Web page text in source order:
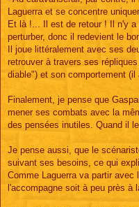
Laguerra et se concentre
Et là !... Il est de retour ! Il n'y
perturber, donc il redevient le
Il joue littéralement avec ses
retrouver à travers ses
diable") et son comportement
Finalement, je pense que
mener ses combats avec la
des pensées inutiles. Quand il
Je pense aussi, que le
suivant ses besoins, ce qui
Comme Laguerra va partir
l'accompagne soit à peu près à